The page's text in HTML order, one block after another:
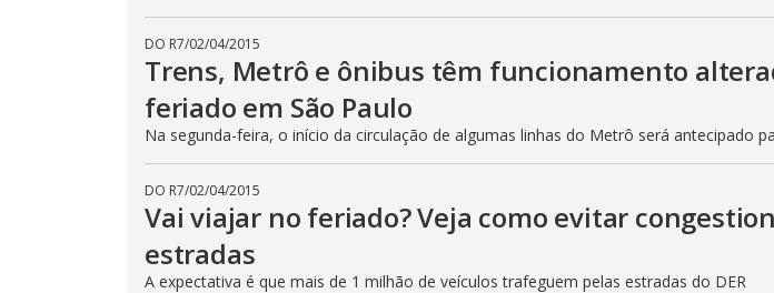
DO R7/02/04/2015
Trens, Metrô e ônibus têm funcionamento
feriado em São Paulo
Na segunda-feira, o início da circulação de algumas linhas do Metrô será antecipado
DO R7/02/04/2015
Vai viajar no feriado? Veja como evitar
estradas
A expectativa é que mais de 1 milhão de veículos trafeguem pelas estradas do DER